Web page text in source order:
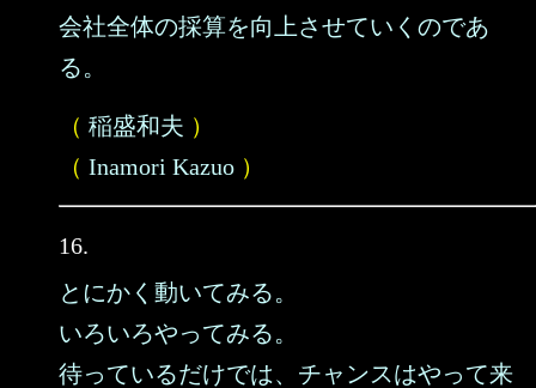
会社全体の採算を向上させていくのであ
る。
（ 稲盛和夫 ）
（ Inamori Kazuo ）
16.
とにかく動いてみる。
いろいろやってみる。
待っているだけでは、チャンスはやって来